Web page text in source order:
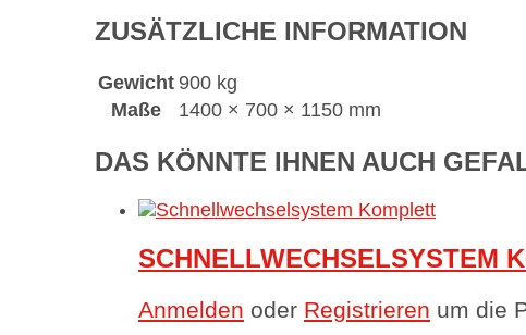
ZUSÄTZLICHE INFORMATION
Gewicht 900 kg
Maße
1400 × 700 × 1150 mm
DAS KÖNNTE IHNEN AUCH
SCHNELLWECHSELSYSTEM
Anmelden oder Registrieren um die